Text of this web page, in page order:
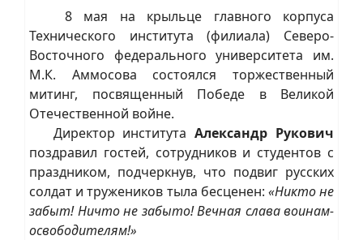
8 мая на крыльце главного корпуса
Технического института (филиала) Северо-
Восточного федерального университета им.
М.К. Аммосова состоялся торжественный
митинг, посвященный Победе в Великой
Отечественной войне.
Директор институтаАлександр Рукович
поздравил гостей, сотрудников и студентов с
праздником, подчеркнув, что подвиг русских
солдат и тружеников тыла бесценен: «Никто не
забыт! Ничто не забыто! Вечная слава воинам-
освободителям!»